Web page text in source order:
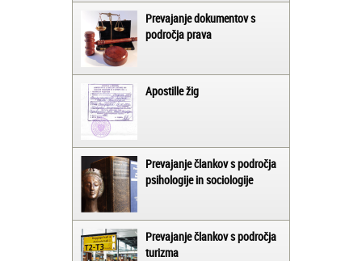
Prevajanje dokumentov s
področja prava
Apostille žig
Prevajanje člankov s področja
psihologije in sociologije
Prevajanje člankov s področja
turizma